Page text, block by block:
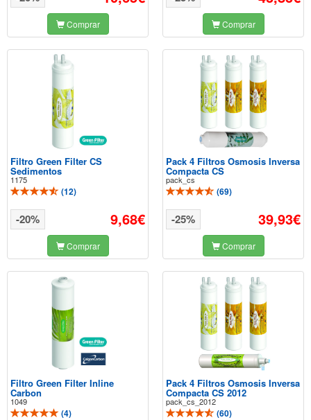
Comprar Comprar
Filtro Green Filter CS
Sedimentos
1175
(12)
9,68€
-20%
Comprar
Pack 4 Filtros Osmosis Inversa
Compacta CS
pack_cs
(69)
39,93€
-25%
Comprar
Filtro Green Filter Inline
Carbon
1049
(4)
Pack 4 Filtros Osmosis Inversa
Compacta CS 2012
pack_cs_2012
(60)